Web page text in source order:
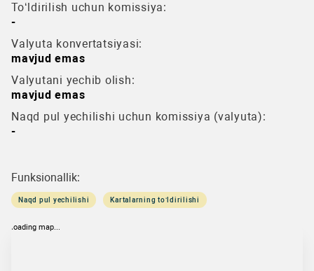
To‘ldirilish uchun komissiya:
-
Valyuta konvertatsiyasi:
mavjud emas
Valyutani yechib olish:
mavjud emas
Naqd pul yechilishi uchun komissiya (valyuta):
-
Funksionallik:
Naqd pul yechilishi Kartalarning to‘ldirilishi
loading map...